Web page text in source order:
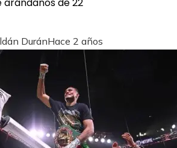
DuránHace 2 años